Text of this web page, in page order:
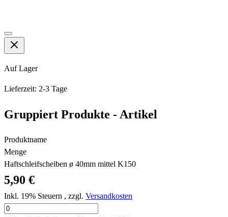
Auf Lager
Lieferzeit: 2-3 Tage
Gruppiert Produkte - Artikel
Produktname
Menge
Haftschleifscheiben ø 40mm mittel K150
5,90 €
Inkl. 19% Steuern , zzgl. Versandkosten